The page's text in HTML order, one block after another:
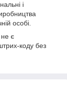
і
особі.
є
коду без